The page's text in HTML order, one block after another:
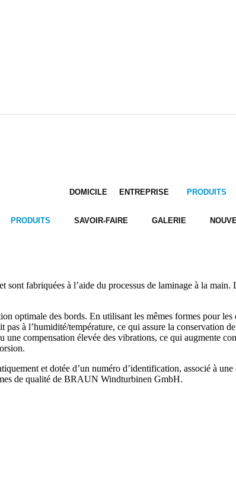
DOMICILE ENTREPRISE PRODUITS
PRODUITS SAVOIR-FAIRE GALERIE
fabriquées à l’aide du processus de laminage à la
optimale des bords. En utilisant les mêmes formes pour
à l’humidité/température, ce qui assure la conservation
compensation élevée des vibrations, ce qui augmente
et dotée d’un numéro d’identification, associé à
de qualité de BRAUN Windturbinen GmbH.